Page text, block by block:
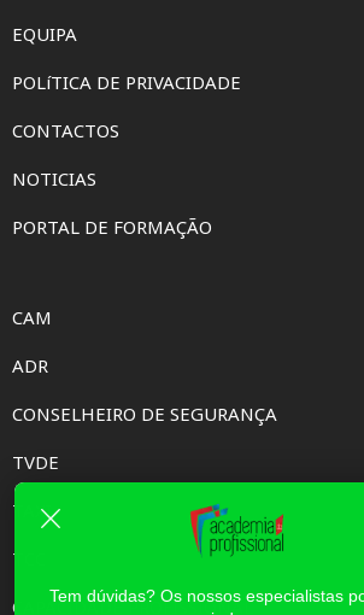
EQUIPA
POLíTICA DE PRIVACIDADE
CONTACTOS
NOTICIAS
PORTAL DE FORMAÇÃO
CAM
ADR
CONSELHEIRO DE SEGURANÇA
TVDE
TAXI
TCC
CAPACIDADE PROFISSIONAL
Tem dúvidas? Os nossos especialistas